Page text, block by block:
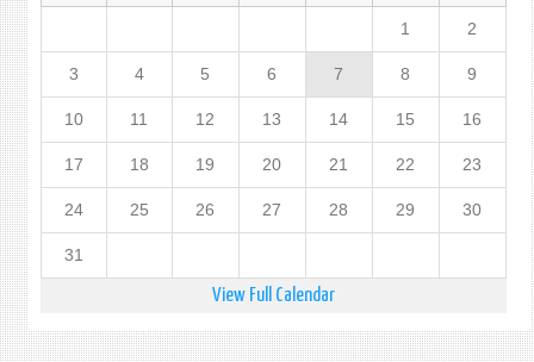
1 2
3 4 5 6 7 8 9
10 11 12 13 14 15 16
17 18 19 20 21 22 23
24 25 26 27 28 29 30
31
View Full Calendar